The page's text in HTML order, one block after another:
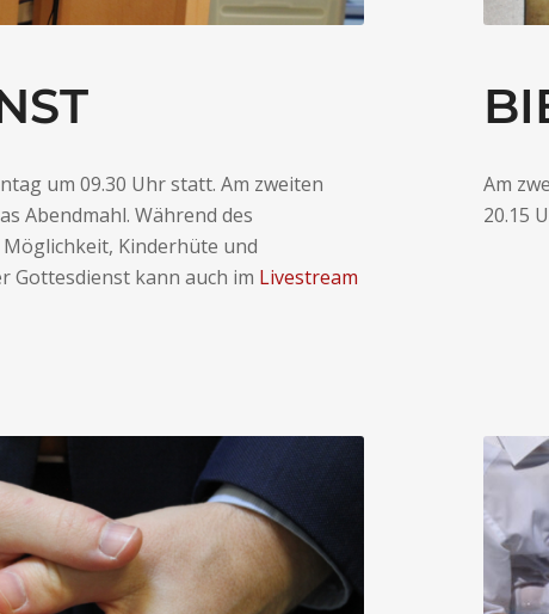
um 09.30 Uhr statt. Am zweiten
Abendmahl. Während des
Kinderhüte und
Gottesdienst kann auch im Livestream
Am
20.15